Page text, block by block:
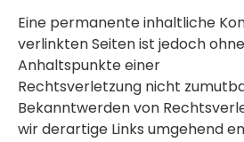
Eine permanente inhaltliche
verlinkten Seiten ist jedoch
Anhaltspunkte einer
Rechtsverletzung nicht
Bekanntwerden von
wir derartige Links umgehend